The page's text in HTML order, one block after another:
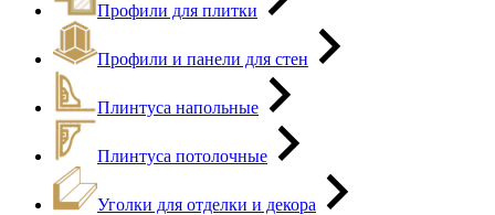
Профили для плитки
Профили и панели для стен
Плинтуса напольные
Плинтуса потолочные
Уголки для отделки и декора